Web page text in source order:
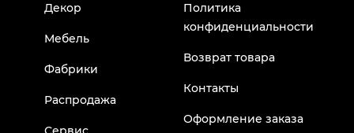
Декор
Мебель
Фабрики
Распродажа
Политика
конфиденциальности
Возврат товара
Контакты
Оформление заказа